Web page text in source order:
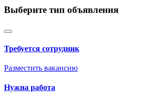
Выберите тип объявления
Требуется сотрудник
Разместить вакансию
Нужна работа